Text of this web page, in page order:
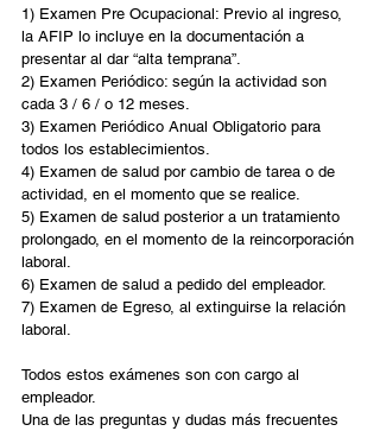
1) Examen Pre Ocupacional: Previo al ingreso,
la AFIP lo incluye en la documentación a
presentar al dar “alta temprana”.
2) Examen Periódico: según la actividad son
cada 3 / 6 / o 12 meses.
3) Examen Periódico Anual Obligatorio para
todos los establecimientos.
4) Examen de salud por cambio de tarea o de
actividad, en el momento que se realice.
5) Examen de salud posterior a un tratamiento
prolongado, en el momento de la reincorporación
laboral.
6) Examen de salud a pedido del empleador.
7) Examen de Egreso, al extinguirse la relación
laboral.
Todos estos exámenes son con cargo al
empleador.
Una de las preguntas y dudas más frecuentes